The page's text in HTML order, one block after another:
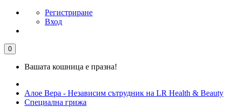
Регистриране
Вход
0
Вашата кошница е празна!
Алое Вера - Независим сътрудник на LR Health & Beauty
Специална грижа